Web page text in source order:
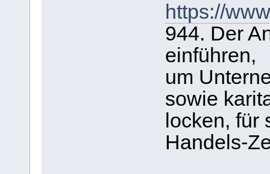
https://
944. Der
einführen,
um
sowie
locken, für
Handels-